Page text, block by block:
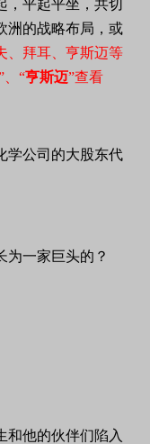
，平起平坐，共切
洲的战略布局，或
、拜耳、亨斯迈等
、“亨斯迈”查看
学公司的大股东代
和他的伙伴们陷入